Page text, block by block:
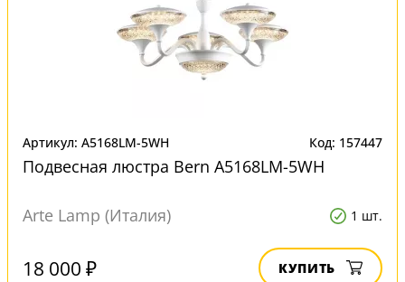
Артикул: A5168LM-5WH Код: 157447
Подвесная люстра Bern A5168LM-5WH
Arte Lamp (Италия) 1 шт.
18 000 ₽ КУПИТЬ